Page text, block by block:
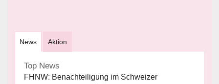
News Aktion
Top News
FHNW: Benachteiligung im Schweizer